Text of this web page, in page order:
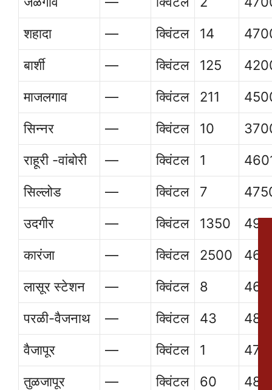
शहादा
— क्विंटल 14
बार्शी
— क्विंटल 125
माजलगाव
— क्विंटल 211
सिन्नर
— क्विंटल 10
राहूरी -वांबोरी
— क्विंटल 1
सिल्लोड
— क्विंटल 7
उदगीर
— क्विंटल 1350
कारंजा
— क्विंटल 2500
लासूर स्टेशन
— क्विंटल 8
परळी-वैजनाथ
— क्विंटल 43
वैजापूर
— क्विंटल 1
तुळजापूर
— क्विंटल 60